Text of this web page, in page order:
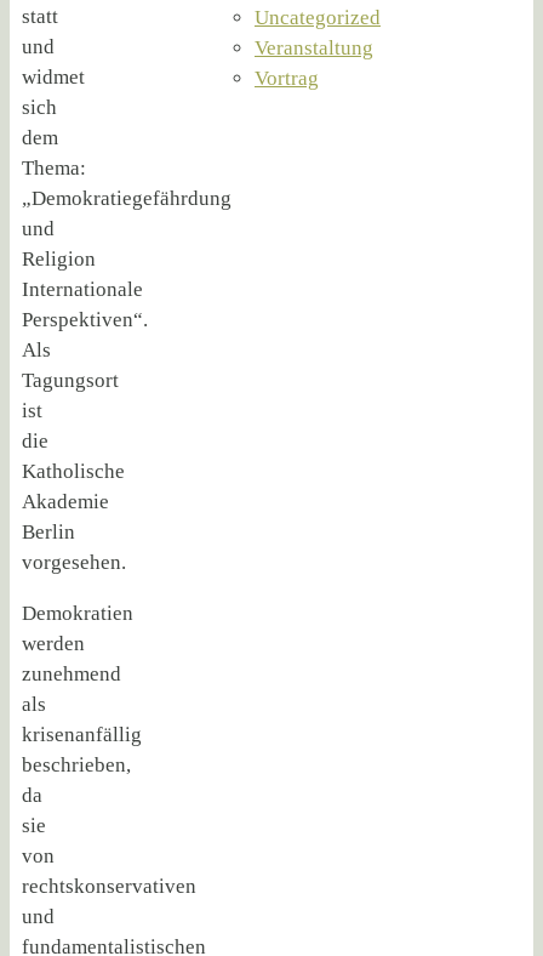
statt
und
widmet
sich
dem
Thema:
„Demokratiegefährdung
und
Religion
Internationale
Perspektiven“.
Als
Tagungsort
ist
die
Katholische
Akademie
Berlin
vorgesehen.
Demokratien
werden
zunehmend
als
krisenanfällig
beschrieben,
da
sie
von
rechtskonservativen
und
fundamentalistischen
Uncategorized
Veranstaltung
Vortrag